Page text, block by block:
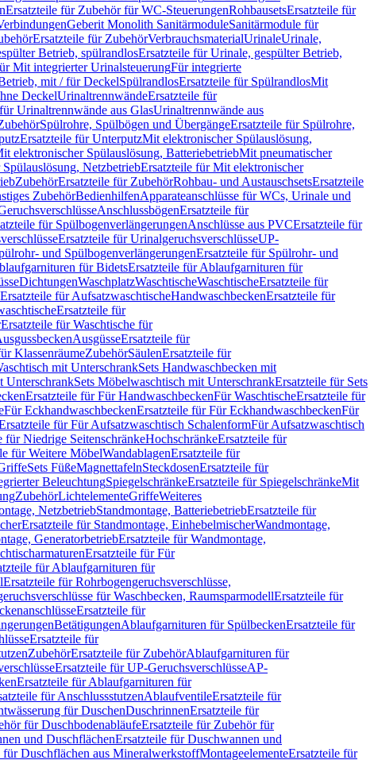
Ersatzteile für Zubehör für WC-SteuerungenRohbausetsErsatzteile für
Geberit Monolith SanitärmoduleSanitärmodule für
Ersatzteile für ZubehörVerbrauchsmaterialUrinaleUrinale,
Betrieb, spülrandlosErsatzteile für Urinale, gespülter Betrieb,
Mit integrierter UrinalsteuerungFür integrierte
mit / für DeckelSpülrandlosErsatzteile für SpülrandlosMit
DeckelUrinaltrennwändeErsatzteile für
Urinaltrennwände aus GlasUrinaltrennwände aus
Spülrohre, Spülbögen und ÜbergängeErsatzteile für Spülrohre,
Ersatzteile für UnterputzMit elektronischer Spülauslösung,
elektronischer Spülauslösung, BatteriebetriebMit pneumatischer
NetzbetriebErsatzteile für Mit elektronischer
ZubehörErsatzteile für ZubehörRohbau- und AustauschsetsErsatzteile
ZubehörBedienhilfenApparateanschlüsse für WCs, Urinale und
AnschlussbögenErsatzteile für
für SpülbogenverlängerungenAnschlüsse aus PVCErsatzteile für
Ersatzteile für UrinalgeruchsverschlüsseUP-
und SpülbogenverlängerungenErsatzteile für Spülrohr- und
für BidetsErsatzteile für Ablaufgarnituren für
DichtungenWaschplatzWaschtischeWaschtischeErsatzteile für
Ersatzteile für AufsatzwaschtischeHandwaschbeckenErsatzteile für
Ersatzteile für
Ersatzteile für Waschtische für
AusgüsseErsatzteile für
KlassenräumeZubehörSäulenErsatzteile für
mit UnterschrankSets Handwaschbecken mit
UnterschrankSets Möbelwaschtisch mit UnterschrankErsatzteile für Sets
Ersatzteile für Für HandwaschbeckenFür WaschtischeErsatzteile für
Für EckhandwaschbeckenErsatzteile für Für EckhandwaschbeckenFür
für Für Aufsatzwaschtisch SchalenformFür Aufsatzwaschtisch
für Niedrige SeitenschränkeHochschränkeErsatzteile für
für Weitere MöbelWandablagenErsatzteile für
Sets FüßeMagnettafelnSteckdosenErsatzteile für
BeleuchtungSpiegelschränkeErsatzteile für SpiegelschränkeMit
ZubehörLichtelementeGriffeWeiteres
NetzbetriebStandmontage, BatteriebetriebErsatzteile für
Ersatzteile für Standmontage, EinhebelmischerWandmontage,
GeneratorbetriebErsatzteile für Wandmontage,
Ersatzteile für Für
für Ablaufgarnituren für
Ersatzteile für Rohrbogengeruchsverschlüsse,
für Waschbecken, RaumsparmodellErsatzteile für
Ersatzteile für
BetätigungenAblaufgarnituren für SpülbeckenErsatzteile für
Ersatzteile für
ZubehörErsatzteile für ZubehörAblaufgarnituren für
Ersatzteile für UP-GeruchsverschlüsseAP-
Ersatzteile für Ablaufgarnituren für
für AnschlussstutzenAblaufventileErsatzteile für
für DuschenDuschrinnenErsatzteile für
für DuschbodenabläufeErsatzteile für Zubehör für
und DuschflächenErsatzteile für Duschwannen und
für Duschflächen aus MineralwerkstoffMontageelementeErsatzteile für